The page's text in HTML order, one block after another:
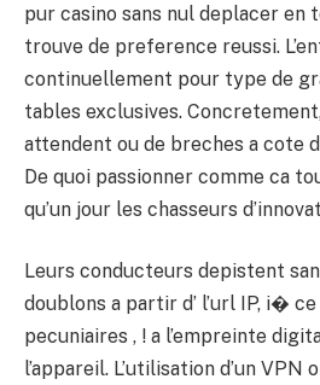
pur casino sans nul deplacer en
trouve de preference reussi.
continuellement pour type de
tables exclusives.
attendent ou de breches a cote
De quoi passionner comme ca
qu’un jour les chasseurs
Leurs conducteurs depistent
doublons a partir d’ l’url IP, i�
pecuniaires , ! a l’empreinte
l’appareil. L’utilisation d’un VPN